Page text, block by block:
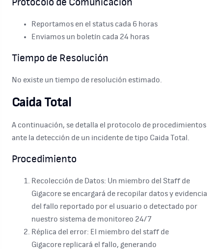
Protocolo de Comunicación
Reportamos en el status cada 6 horas
Enviamos un boletín cada 24 horas
Tiempo de Resolución
No existe un tiempo de resolución estimado.
Caida Total
A continuación, se detalla el protocolo de procedimientos
ante la detección de un incidente de tipo Caida Total.
Procedimiento
Recolección de Datos: Un miembro del Staff de
Gigacore se encargará de recopilar datos y evidencia
del fallo reportado por el usuario o detectado por
nuestro sistema de monitoreo 24/7
Réplica del error: El miembro del staff de
Gigacore replicará el fallo, generando